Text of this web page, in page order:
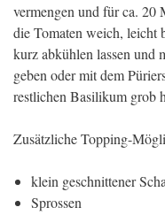
vermengen und für ca. 20
die Tomaten weich, leicht
kurz abkühlen lassen
geben oder mit dem
restlichen Basilikum grob
Zusätzliche Topping-
klein geschnittener
Sprossen